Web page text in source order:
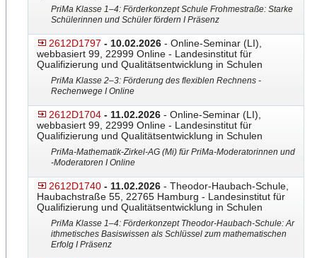
PriMa Klasse 1–4: Förderkonzept Schule Frohmestraße: Starke
Schülerinnen und Schüler fördern I Präsenz
2612D1797 - 10.02.2026 - Online-Seminar (LI),
webbasiert 99, 22999 Online - Landesinstitut für
Qualifizierung und Qualitätsentwicklung in Schulen
PriMa Klasse 2–3: Förderung des flexiblen Rechnens -
Rechenwege I Online
2612D1704 - 11.02.2026 - Online-Seminar (LI),
webbasiert 99, 22999 Online - Landesinstitut für
Qualifizierung und Qualitätsentwicklung in Schulen
PriMa-Mathematik-Zirkel-AG ​​​ (Mi) für PriMa-Moderatorinnen und
-Moderatoren I Online
2612D1740 - 11.02.2026 - Theodor-Haubach-Schule,
Haubachstraße 55, 22765 Hamburg - Landesinstitut für
Qualifizierung und Qualitätsentwicklung in Schulen
PriMa Klasse 1–4: Förderkonzept Theodor-Haubach-Schule: Ar
ithmetisches Basiswissen als Schlüssel zum mathematischen
Erfolg I Präsenz